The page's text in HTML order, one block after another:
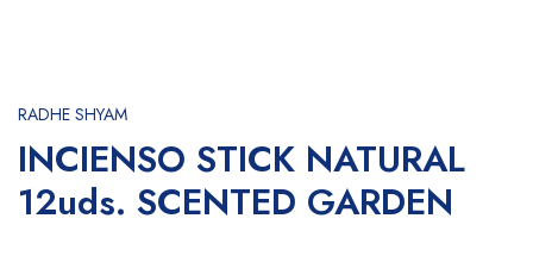
RADHE SHYAM
INCIENSO STICK NATURAL
12uds. SCENTED GARDEN